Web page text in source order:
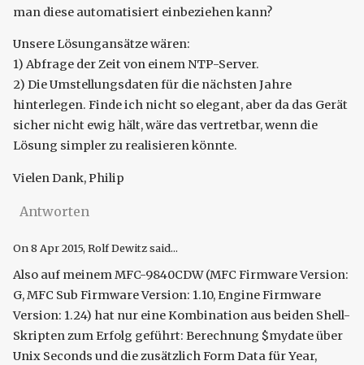
man diese automatisiert einbeziehen kann?
Unsere Lösungansätze wären:
1) Abfrage der Zeit von einem NTP-Server.
2) Die Umstellungsdaten für die nächsten Jahre
hinterlegen. Finde ich nicht so elegant, aber da das Gerät
sicher nicht ewig hält, wäre das vertretbar, wenn die
Lösung simpler zu realisieren könnte.
Vielen Dank, Philip
Antworten
On8 Apr 2015, Rolf Dewitz said...
Also auf meinem MFC-9840CDW (MFC Firmware Version:
G, MFC Sub Firmware Version: 1.10, Engine Firmware
Version: 1.24) hat nur eine Kombination aus beiden Shell-
Skripten zum Erfolg geführt: Berechnung $mydate über
Unix Seconds und die zusätzlich Form Data für Year,